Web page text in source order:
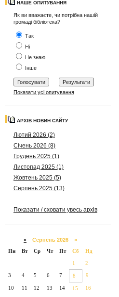
НАШЕ ОПИТУВАННЯ
Як ви вважаєте, чи потрібна нашій
громаді бібліотека?
Так
Ні
Не знаю
Інше
Показати усі опитування
АРХІВ НОВИН САЙТУ
Лютий 2026 (2)
Січень 2026 (8)
Грудень 2025 (1)
Листопад 2025 (1)
Жовтень 2025 (5)
Серпень 2025 (13)
Показати / сховати увесь архів
« Серпень 2026 »
Пн
Вт Ср Чт Пт Сб Нд
1 2
3 4 5 6 7 8 9
10 11 12 13 14 15 16